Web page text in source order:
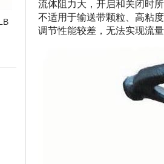
流体阻力大，开启和关闭时
不适用于输送带颗粒、高粘
调节性能较差，无法实现流